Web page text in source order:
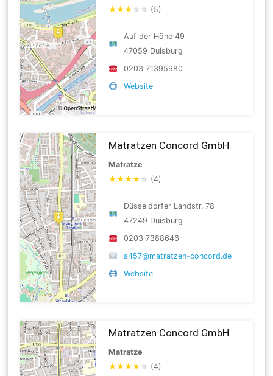
★★★ ☆ ☆ (5)
Auf der Höhe 49
47059 Duisburg
0203 71395980
Website
Matratzen Concord GmbH
Matratze
★★★★ ☆ (4)
Düsseldorfer Landstr. 78
47249 Duisburg
0203 7388646
a457@matratzen-concord.de
Website
Matratzen Concord GmbH
Matratze
★★★★ ☆ (4)